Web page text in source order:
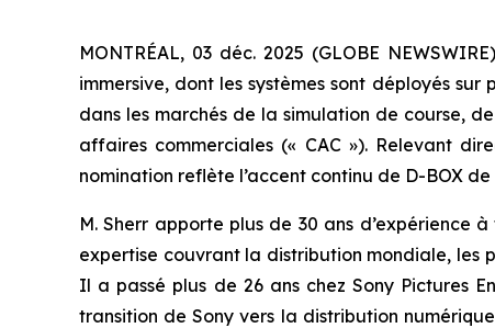
MONTRÉAL, 03 déc. 2025 (GLOBE
immersive, dont les systèmes sont déployés
dans les marchés de la simulation de course,
affaires commerciales (« CAC »). Relevant
nomination reflète l’accent continu de D-BOX
M. Sherr apporte plus de 30 ans
expertise couvrant la distribution mondiale, les
Il a passé plus de 26 ans chez Sony Pictures
transition de Sony vers la distribution